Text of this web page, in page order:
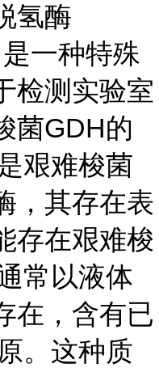
氢酶
一种特殊
检测实验室
菌GDH的
艰难梭菌
，其存在表
存在艰难梭
常以液体
在，含有已
。这种质